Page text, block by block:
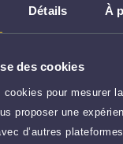
Détails À
des cookies
pour mesurer
proposer une
d’autres
caractères)
écrite
de votre dossier + possibilité
d'une pièce jointe